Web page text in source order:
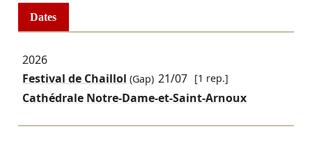
Dates
2026
Festival de Chaillol (Gap) 21/07 [1 rep.]
Cathédrale Notre-Dame-et-Saint-Arnoux